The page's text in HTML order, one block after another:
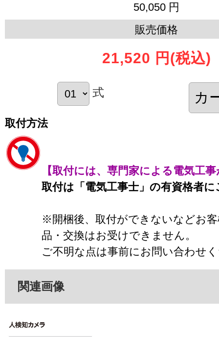
50,050 円
販売価格
21,520 円 (税込)
式
取付方法
【取付には、専門家による電気工
取付は「電気工事士」の有資格者
※開梱後、取付ができないなどお
品・交換はお受けできません。
ご不明な点は事前にお問い合わせ
関連画像